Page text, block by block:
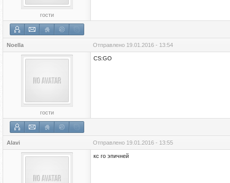
гости
Noella Отправлено 19.01.2016 - 13:54
гости
CS:GO
Alavi Отправлено 19.01.2016 - 13:55
кс го эпичней